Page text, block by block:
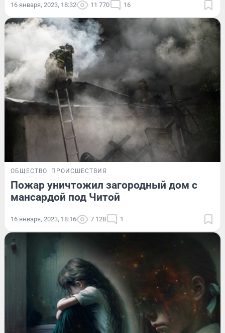
16 января, 2023, 18:32 11 770 16
ОБЩЕСТВО ПРОИСШЕСТВИЯ
Пожар уничтожил загородный дом с
мансардой под Читой
16 января, 2023, 18:16 7 128 1